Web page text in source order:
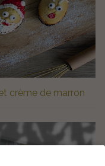
crème de marron